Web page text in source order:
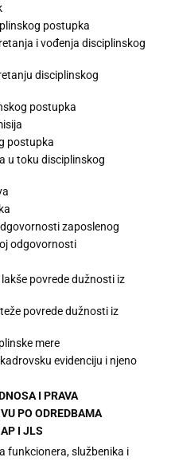
postupka
i vođenja disciplinskog
disciplinskog
postupka
postupka
u toku disciplinskog
zaposlenog
odgovornosti
povrede dužnosti iz
povrede dužnosti iz
mere
evidenciju i njeno
I PRAVA
PO ODREDBAMA
I JLS
funkcionera, službenika i